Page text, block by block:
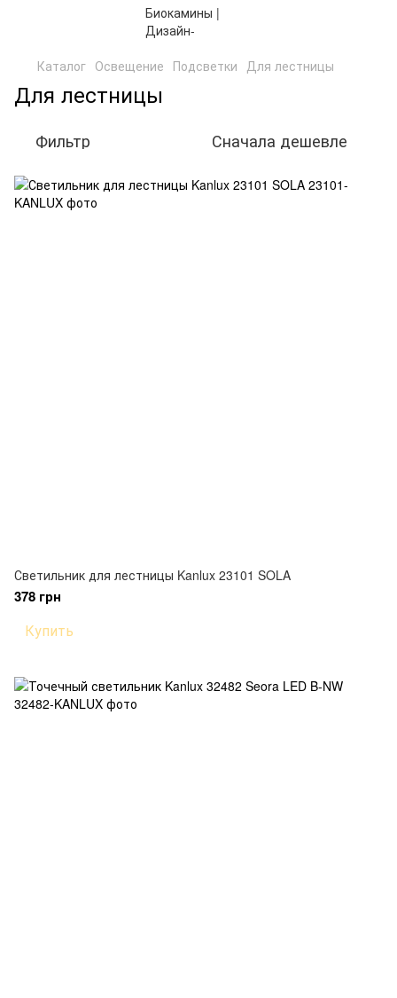
Каталог Освещение Подсветки Для лестницы
Для лестницы
Фильтр Сначала дешевле
Светильник для лестницы Kanlux 23101 SOLA
378 грн
Купить